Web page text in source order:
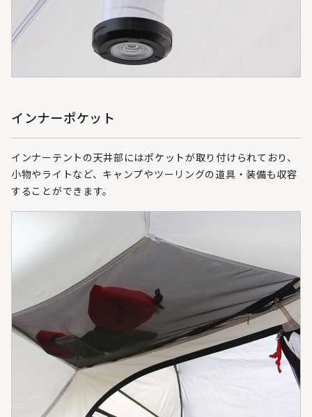
インナーポケット
インナーテントの天井部にはポケットが取り付けられており、
小物やライトなど、キャンプやツーリングの道具・装備も収容
することができます。